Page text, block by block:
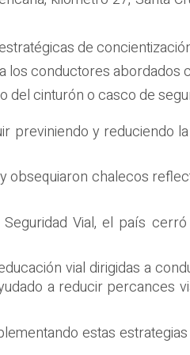
de
los conductores
cinturón o casco de
y reduciendo
chalecos
Vial, el país
vial dirigidas a
a reducir percances
estas